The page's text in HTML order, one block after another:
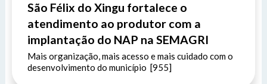
São Félix do Xingu fortalece o
atendimento ao produtor com a
implantação do NAP na SEMAGRI
Mais organização, mais acesso e mais cuidado com o
desenvolvimento do município [955]